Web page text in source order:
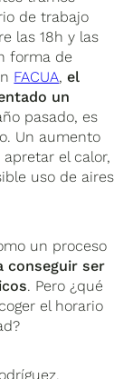
de trabajo
las 18h y las
forma de
FACUA,el
un
pasado, es
Un aumento
el calor,
uso de aires
un proceso
conseguir ser
. Pero ¿qué
el horario